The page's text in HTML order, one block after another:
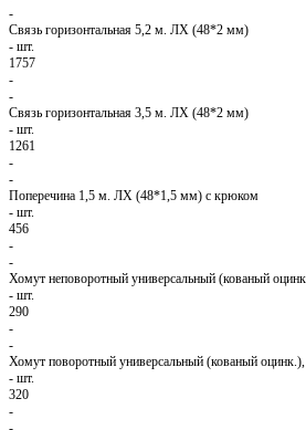
-
Связь горизонтальная 5,2 м. ЛХ (48*2 мм)
- шт.
1757
-
-
Связь горизонтальная 3,5 м. ЛХ (48*2 мм)
- шт.
1261
-
-
Поперечина 1,5 м. ЛХ (48*1,5 мм) с крюком
- шт.
456
-
-
Хомут неповоротный универсальный (кованый
- шт.
290
-
-
Хомут поворотный универсальный (кованый
- шт.
320
-